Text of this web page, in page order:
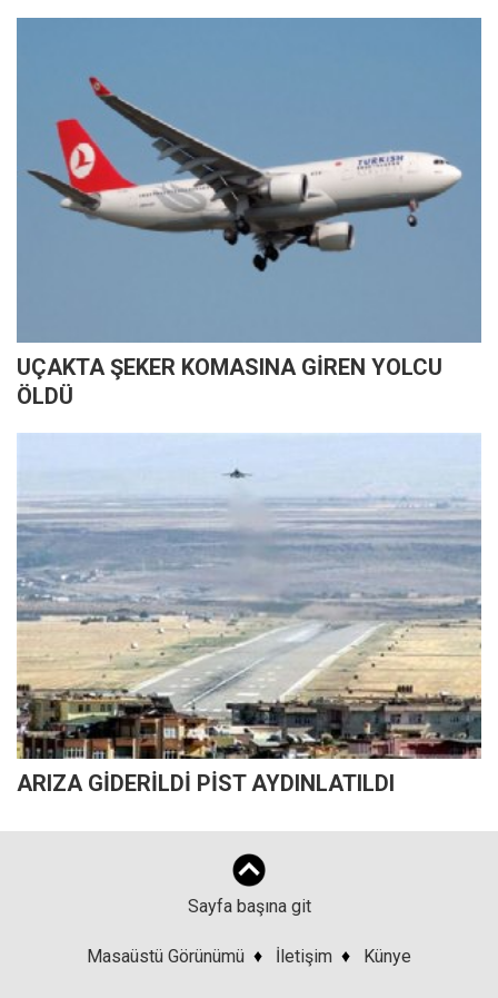
UÇAKTA ŞEKER KOMASINA GİREN YOLCU
ÖLDÜ
ARIZA GİDERİLDİ PİST AYDINLATILDI
Sayfa başına git
Masaüstü Görünümü ♦ İletişim ♦ Künye